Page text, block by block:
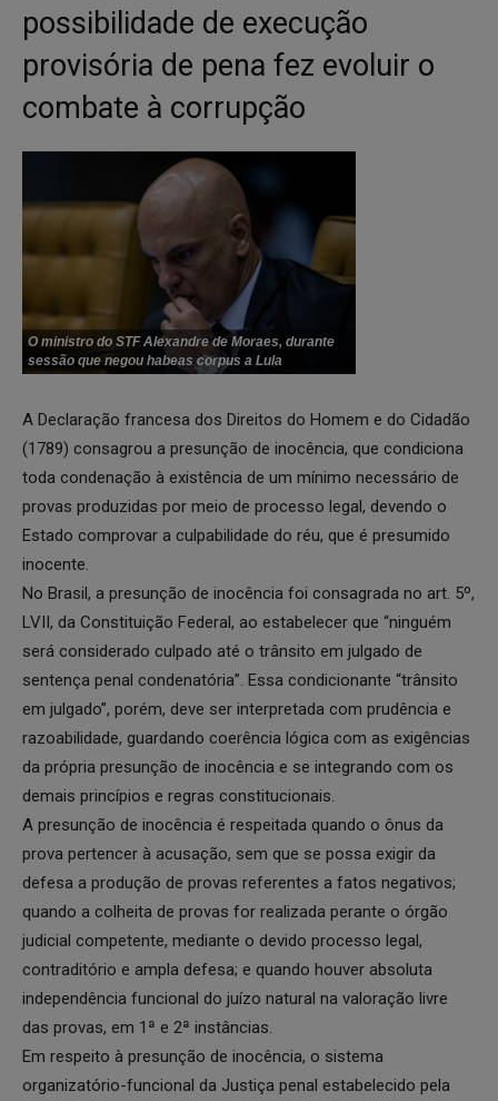
possibilidade de execução
provisória de pena fez evoluir o
combate à corrupção
O ministro do STF Alexandre de Moraes, durante
sessão que negou habeas corpus a Lula
A Declaração francesa dos Direitos do Homem e do Cidadão
(1789) consagrou a presunção de inocência, que condiciona
toda condenação à existência de um mínimo necessário de
provas produzidas por meio de processo legal, devendo o
Estado comprovar a culpabilidade do réu, que é presumido
inocente.
No Brasil, a presunção de inocência foi consagrada no art. 5º,
LVII, da Constituição Federal, ao estabelecer que “ninguém
será considerado culpado até o trânsito em julgado de
sentença penal condenatória”. Essa condicionante “trânsito
em julgado”, porém, deve ser interpretada com prudência e
razoabilidade, guardando coerência lógica com as exigências
da própria presunção de inocência e se integrando com os
demais princípios e regras constitucionais.
A presunção de inocência é respeitada quando o ônus da
prova pertencer à acusação, sem que se possa exigir da
defesa a produção de provas referentes a fatos negativos;
quando a colheita de provas for realizada perante o órgão
judicial competente, mediante o devido processo legal,
contraditório e ampla defesa; e quando houver absoluta
independência funcional do juízo natural na valoração livre
das provas, em 1ª e 2ª instâncias.
Em respeito à presunção de inocência, o sistema
organizatório-funcional da Justiça penal estabelecido pela